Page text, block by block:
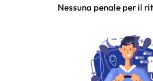
Nessuna penale per il